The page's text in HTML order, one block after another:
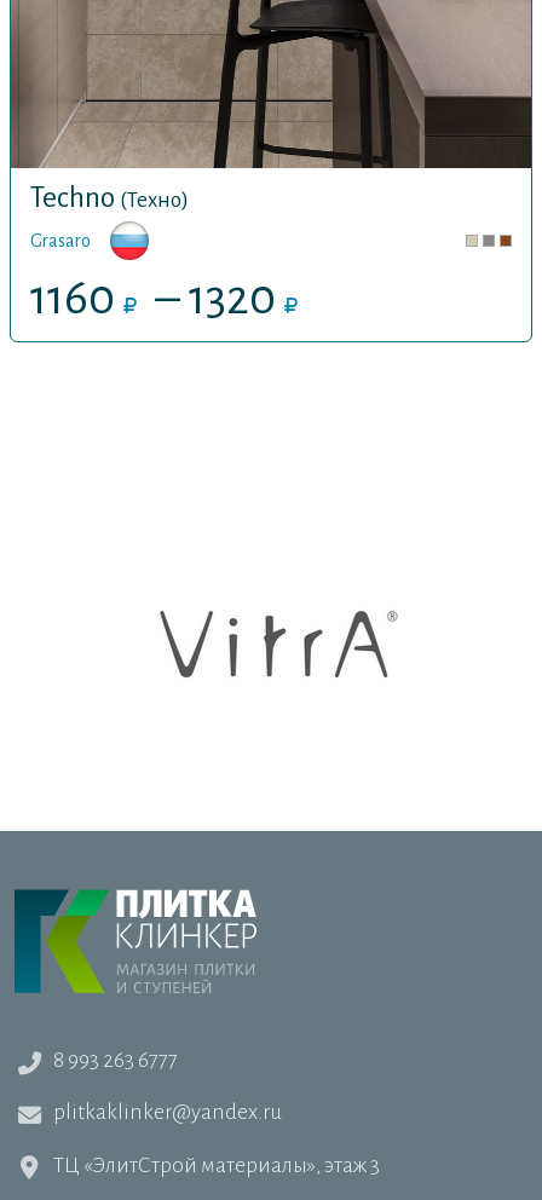
Techno (Техно)
Grasaro
1160 – 1320
8 993 263 6777
plitkaklinker@yandex.ru
ТЦ «ЭлитСтрой материалы», этаж 3